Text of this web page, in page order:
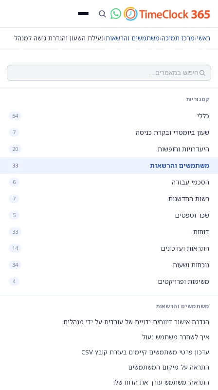
ראשי›מרכז תמיכה›משתמשים והרשאות›נעילת השעון והגדרת גישה למנהל
קטגוריות
כללי 54
שעון ביומטרי ובקרת כניסה 7
היעדרויות וחופשות 20
משתמשים והרשאות 33
הסכמי עבודה 6
רשות החדשנות 7
שכר וטפסים 5
דוחות 33
התראות ועדכונים 14
נוכחות ושעות 34
משימות ופרויקטים 4
משתמשים והרשאות
הגדרת אישור דיווחים ידניים של עובדים על ידי מנהלים
איך לשחרר משתמש נעול
עדכון פרטי משתמשים קיימים בעזרת קובץ CSV
התראה על מיקום המשתמשים
התראה: משתמש עורך את הדוח שלו